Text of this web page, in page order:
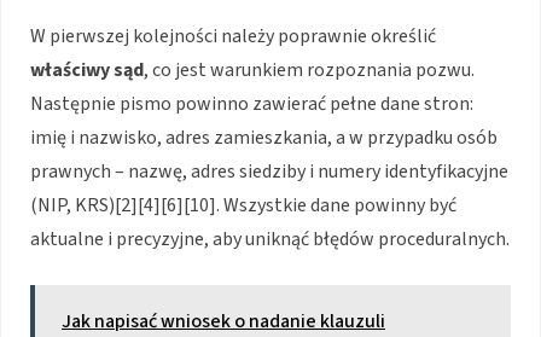
W pierwszej kolejności należy poprawnie określić
właściwy sąd, co jest warunkiem rozpoznania pozwu.
Następnie pismo powinno zawierać pełne dane stron:
imię i nazwisko, adres zamieszkania, a w przypadku osób
prawnych – nazwę, adres siedziby i numery identyfikacyjne
(NIP, KRS)[2][4][6][10]. Wszystkie dane powinny być
aktualne i precyzyjne, aby uniknąć błędów proceduralnych.
Jak napisać wniosek o nadanie klauzuli